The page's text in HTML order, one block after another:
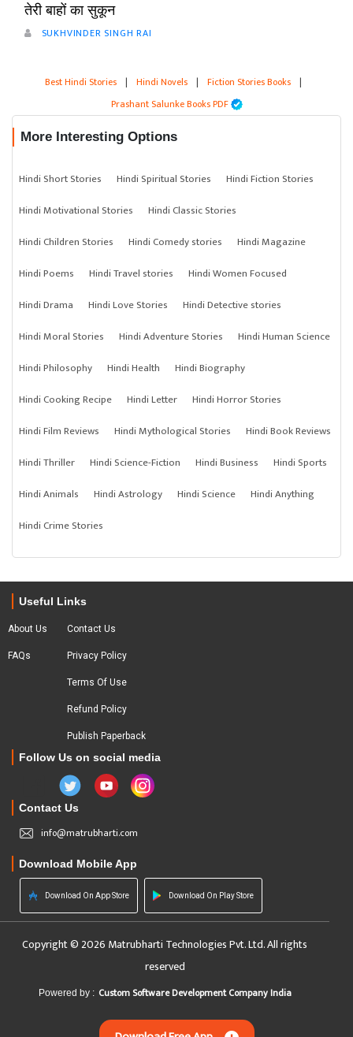
तेरी बाहों का सुकून
SUKHVINDER SINGH RAI
Best Hindi Stories | Hindi Novels | Fiction Stories Books |
Prashant Salunke Books PDF
More Interesting Options
Hindi Short Stories Hindi Spiritual Stories
Hindi Fiction Stories
Hindi Motivational Stories
Hindi Classic Stories
Hindi Children Stories
Hindi Comedy stories
Hindi Magazine
Hindi Poems
Hindi Travel stories
Hindi Women Focused
Hindi Drama
Hindi Love Stories
Hindi Detective stories
Hindi Moral Stories
Hindi Adventure Stories
Hindi Human Science
Hindi Philosophy
Hindi Health
Hindi Biography
Hindi Cooking Recipe
Hindi Letter
Hindi Horror Stories
Hindi Film Reviews
Hindi Mythological Stories
Hindi Book Reviews
Hindi Thriller
Hindi Science-Fiction Hindi Business
Hindi Sports
Hindi Animals
Hindi Astrology Hindi Science
Hindi Anything
Hindi Crime Stories
Useful Links
About Us
FAQs
Contact Us
Privacy Policy
Terms Of Use
Refund Policy
Publish Paperback
Follow Us on social media
Contact Us
info@matrubharti.com
Download Mobile App
Download On App Store Download On Play Store
Copyright © 2026 Matrubharti Technologies Pvt. Ltd. All rights
reserved
Powered by : Custom Software Development Company India